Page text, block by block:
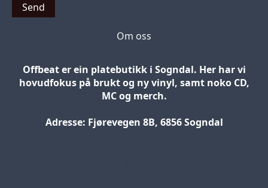
Send
Om oss
Offbeat er ein platebutikk i Sogndal. Her har vi
hovudfokus på brukt og ny vinyl, samt noko CD,
MC og merch.
Adresse: Fjørevegen 8B, 6856 Sogndal